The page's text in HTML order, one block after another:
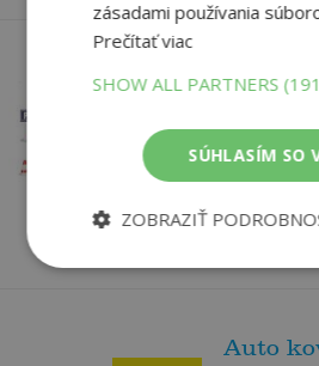
12 €
Auto
Wiky
Na
Auto
zásadami používania
Prečítať viac
SHOW ALL PARTNERS
SÚHLASÍM SO
ZOBRAZIŤ